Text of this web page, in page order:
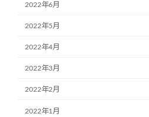
2022年6月
2022年5月
2022年4月
2022年3月
2022年2月
2022年1月